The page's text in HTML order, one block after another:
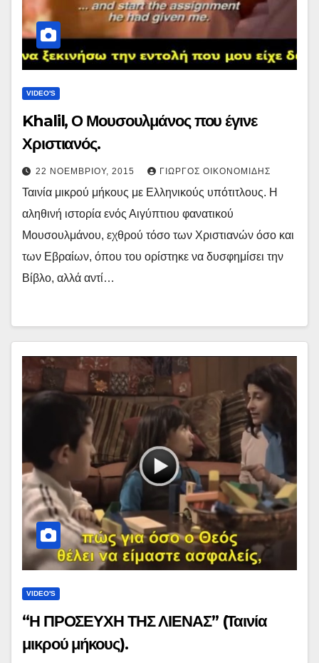
VIDEO'S
Khalil, Ο Μουσουλμάνος που έγινε
Χριστιανός.
22 ΝΟΕΜΒΡΊΟΥ, 2015 ΓΙΏΡΓΟΣ ΟΙΚΟΝΟΜΊΔΗΣ
Ταινία μικρού μήκους με Ελληνικούς υπότιτλους. Η
αληθινή ιστορία ενός Αιγύπτιου φανατικού
Μουσουλμάνου, εχθρού τόσο των Χριστιανών όσο και
των Εβραίων, όπου του ορίστηκε να δυσφημίσει την
Βίβλο, αλλά αντί…
VIDEO'S
“Η ΠΡΟΣΕΥΧΗ ΤΗΣ ΛΙΕΝΑΣ” (Ταινία
μικρού μήκους).